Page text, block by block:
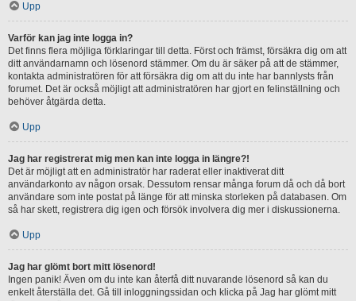
Upp
Varför kan jag inte logga in?
Det finns flera möjliga förklaringar till detta. Först och främst, försäkra dig om att
ditt användarnamn och lösenord stämmer. Om du är säker på att de stämmer,
kontakta administratören för att försäkra dig om att du inte har bannlysts från
forumet. Det är också möjligt att administratören har gjort en felinställning och
behöver åtgärda detta.
Upp
Jag har registrerat mig men kan inte logga in längre?!
Det är möjligt att en administratör har raderat eller inaktiverat ditt
användarkonto av någon orsak. Dessutom rensar många forum då och då bort
användare som inte postat på länge för att minska storleken på databasen. Om
så har skett, registrera dig igen och försök involvera dig mer i diskussionerna.
Upp
Jag har glömt bort mitt lösenord!
Ingen panik! Även om du inte kan återfå ditt nuvarande lösenord så kan du
enkelt återställa det. Gå till inloggningssidan och klicka på Jag har glömt mitt